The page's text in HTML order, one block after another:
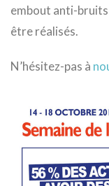
embout anti-
être réalisés.
N’hésitez-pas à